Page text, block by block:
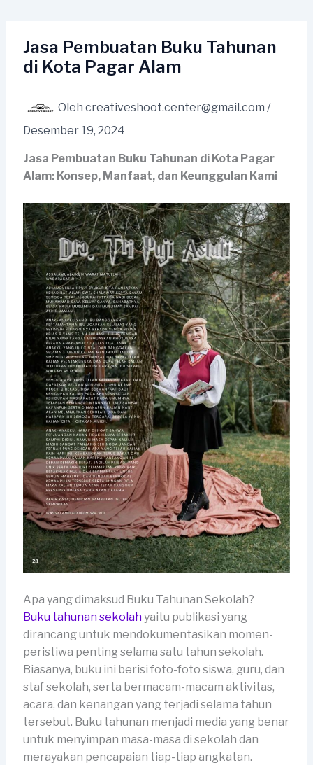
kontenJasa Pembuatan Buku Tahunan
di Kota Pagar Alam
Oleh creativeshoot.center@gmail.com /
Desember 19, 2024
Jasa Pembuatan Buku Tahunan di Kota Pagar
Alam: Konsep, Manfaat, dan Keunggulan Kami
Apa yang dimaksud Buku Tahunan Sekolah?
Buku tahunan sekolahyaitu publikasi yang
dirancang untuk mendokumentasikan momen-
peristiwa penting selama satu tahun sekolah.
Biasanya, buku ini berisi foto-foto siswa, guru, dan
staf sekolah, serta bermacam-macam aktivitas,
acara, dan kenangan yang terjadi selama tahun
tersebut. Buku tahunan menjadi media yang benar
untuk menyimpan masa-masa di sekolah dan
merayakan pencapaian tiap-tiap angkatan.